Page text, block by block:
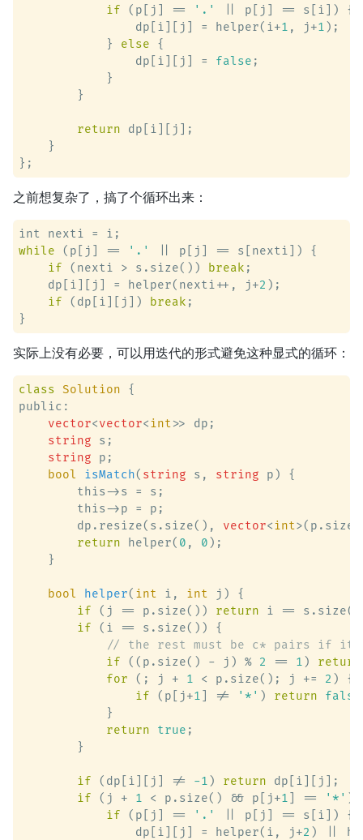
if (p[j] == '.'
|| p[j] == s[i]) {
                dp[i][j] = helper(i+
1 , j+1 );
            }
else {
                dp[i][j] =
false ;
            }
        }
return dp[i][j];
    }
之前想复杂了，搞了个循环出来：
while (p[j] == '.'
|| p[j] == s[nexti]) {
if (nexti > s.size()) break ;
    dp[i][j] = helper(nexti++, j+
2 );
if (dp[i][j]) break ;
实际上没有必要，可以用迭代的形式避免这种显式的循环：
class Solution {
public:
vector<vector<int>> dp;
string s;
string p;
bool
isMatch( string s, string p)
{
        this->s = s;
        this->p = p;
        dp.resize(s.size(),
vector<int
return helper( 0 , 0 );
    }
bool helper( int i, int j)
{
if (j == p.size()) return i ==
if (i == s.size()) {
// the rest must be c* pairs if it
if ((p.size() - j) % 2 == 1 ) return
for (; j + 1 < p.size(); j += 2 ) {
if (p[j+1 ] != '*' ) return false
            }
return
true ;
        }
if (dp[i][j] != -1 ) return dp[i][j];
if (j + 1 < p.size() && p[j+1 ] == '*' )
if (p[j] == '.'
|| p[j] == s[i]) {
                dp[i][j] = helper(i, j+
2 ) ||